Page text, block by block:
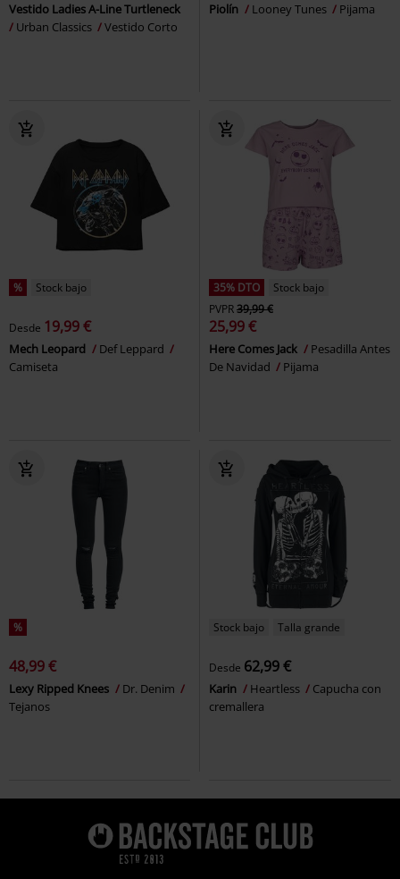
Vestido Ladies A-Line Turtleneck
Urban Classics
Vestido Corto
Piolín Looney Tunes Pijama
% Stock bajo
Desde 19,99 €
Mech Leopard
Def Leppard
Camiseta
35% DTO
Stock bajo
PVPR39,99 €
25,99 €
Here Comes Jack
Pesadilla Antes
De Navidad
Pijama
%
48,99 €
Lexy Ripped Knees
Dr. Denim
Tejanos
Stock bajo Talla grande
Desde 62,99 €
Karin Heartless
Capucha con
cremallera